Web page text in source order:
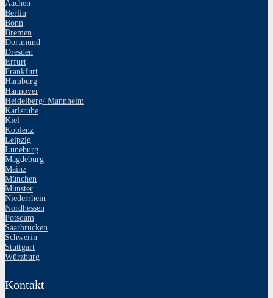
Aachen
Berlin
Bonn
Bremen
Dortmund
Dresden
Erfurt
Frankfurt
Hamburg
Hannover
Heidelberg/ Mannheim
Karlsruhe
Kiel
Koblenz
Leipzig
Lüneburg
Magdeburg
Mainz
München
Münster
Niederrhein
Nordhessen
Potsdam
Saarbrücken
Schwerin
Stuttgart
Würzburg
Kontakt